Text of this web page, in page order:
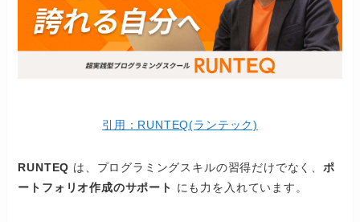
引用：RUNTEQ(ランテック)
RUNTEQ は、プログラミングスキルの習得だけでなく、 ポ
ートフォリオ作成のサポート にも力を入れています。